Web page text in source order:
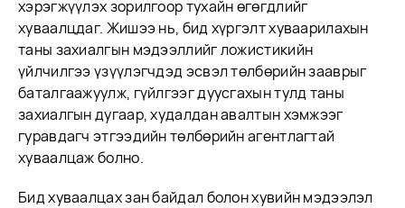
хэрэгжүүлэх зорилгоор тухайн өгөгдлийг
хуваалцдаг. Жишээ нь, бид хүргэлт хуваарилахын
таны захиалгын мэдээллийг ложистикийн
үйлчилгээ үзүүлэгчдэд эсвэл төлбөрийн зааврыг
баталгаажуулж, гүйлгээг дуусгахын тулд таны
захиалгын дугаар, худалдан авалтын хэмжээг
гуравдагч этгээдийн төлбөрийн агентлагтай
хуваалцаж болно.
Бид хуваалцах зан байдал болон хувийн мэдээлэл